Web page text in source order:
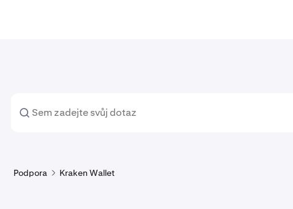
Podpora Kraken Wallet